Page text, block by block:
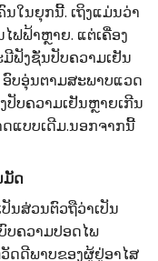
ໃນຍຸກນີ້. ເຖິງແມ່ນວ່າ
ຟຟ້າຫຼາຍ. ແຕ່ເຄື່ອງ
ຟັງຊັ່ນປັບຄວາມເຢັນ
ບ​ອຸ່ນ​ຕາມ​ສະ​ພາບ​ແວດ​
ປັບຄວາມເຢັນຫຼາຍເກີນ
ແບບເດີມ.ນອກຈາກນີ້
ມັດ
ນສ່ວນຕົວຖືວ່າເປັນ
ບຄວາມປອດໄພ
ດດີພາບຂອງຜູ້ຢູ່ອາໄສ